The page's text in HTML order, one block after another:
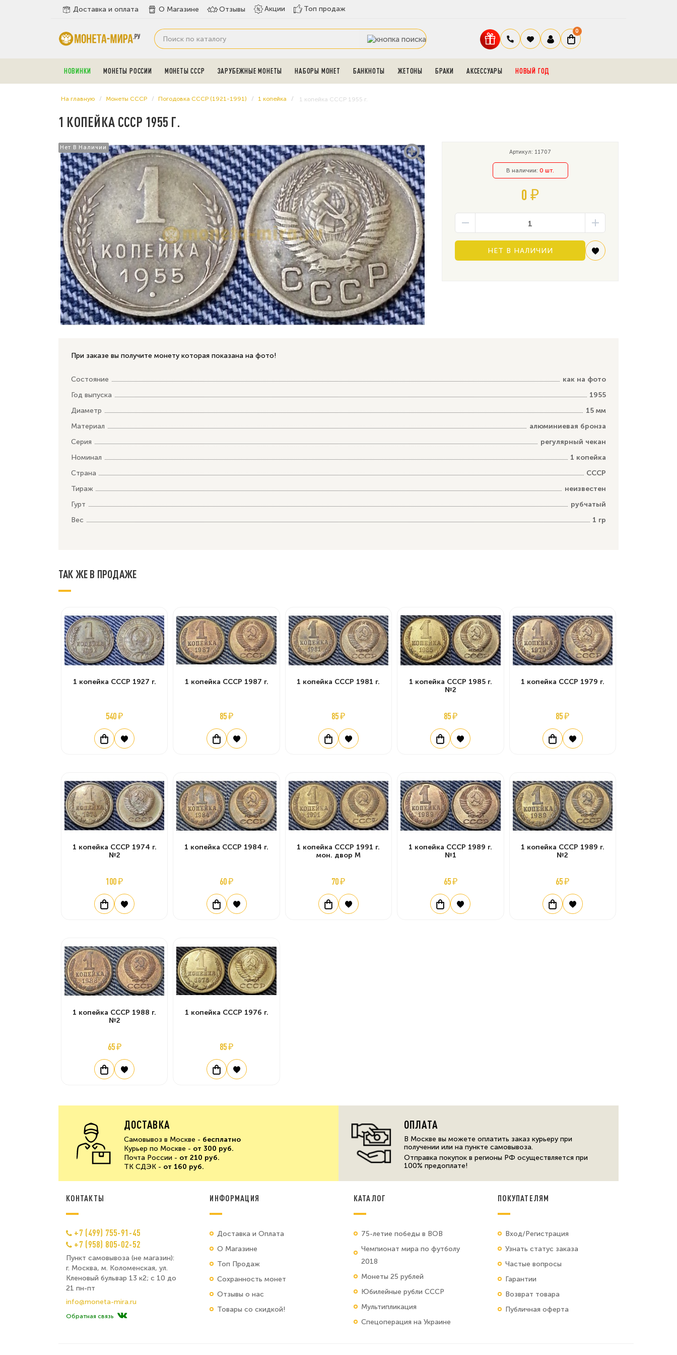
Доставка и оплата О Магазине Отзывы Акции Топ продаж
0
НОВИНКИ МОНЕТЫ РОССИИ МОНЕТЫ СССР ЗАРУБЕЖНЫЕ МОНЕТЫ НАБОРЫ МОНЕТ БАНКНОТЫ ЖЕТОНЫ БРАКИ АКСЕССУАРЫ НОВЫЙ ГОД
На главную Монеты СССР Погодовка СССР (1921-1991) 1 копейка 1 копейка СССР 1955 г.
1 КОПЕЙКА СССР 1955 Г.
Нет В Наличии
Нет В Наличии
Артикул: 11707
В наличии:0 шт.
0 ₽
НЕТ В НАЛИЧИИ
При заказе вы получите монету которая показана на фото!
Состояние
как на фото
Год выпуска
1955
Диаметр
15 мм
Материал
алюминиевая бронза
Серия
регулярный чекан
Номинал
1 копейка
Страна
СССР
Тираж
неизвестен
Гурт
рубчатый
Вес
1 гр
ТАК ЖЕ В ПРОДАЖЕ
1 копейка СССР 1927 г.
540 ₽
1 копейка СССР 1987 г.
85 ₽
1 копейка СССР 1981 г.
85 ₽
1 копейка СССР 1985 г.
№2
85 ₽
1 копейка СССР 1979 г.
85 ₽
1 копейка СССР 1974 г.
№2
100 ₽
1 копейка СССР 1984 г.
60 ₽
1 копейка СССР 1991 г.
мон. двор М
70 ₽
1 копейка СССР 1989 г.
№1
65 ₽
1 копейка СССР 1989 г.
№2
65 ₽
1 копейка СССР 1988 г.
№2
65 ₽
1 копейка СССР 1976 г.
85 ₽
ДОСТАВКА
Самовывоз в Москве - бесплатно
Курьер по Москве - от 300 руб.
Почта России - от 210 руб.
ТК СДЭК - от 160 руб.
ОПЛАТА
В Москве вы можете оплатить заказ курьеру при
получении или на пункте самовывоза.
Отправка покупок в регионы РФ осуществляется при
100% предоплате!
КОНТАКТЫ
+7 (499) 755-91-45
+7 (958) 805-02-52
Пункт самовывоза (не магазин):
г. Москва, м. Коломенская, ул.
Кленовый бульвар 13 к2; с 10 до
21 пн-пт
info@moneta-mira.ru
Обратная связь
ИНФОРМАЦИЯ
Доставка и Оплата
О Магазине
Топ Продаж
Сохранность монет
Отзывы о нас
Товары со скидкой!
КАТАЛОГ
75-летие победы в ВОВ
Чемпионат мира по футболу
2018
Монеты 25 рублей
Юбилейные рубли СССР
Мультипликация
Спецоперация на Украине
ПОКУПАТЕЛЯМ
Вход/Регистрация
Узнать статус заказа
Частые вопросы
Гарантии
Возврат товара
Публичная оферта